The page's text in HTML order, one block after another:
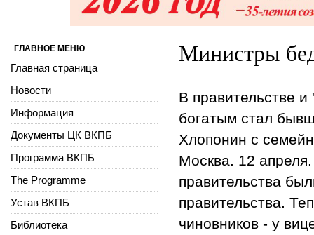
Министры
В правительстве
богатым стал
Хлопонин с
Москва. 12
правительства
правительства.
чиновников - у
ГЛАВНОЕ МЕНЮ
Главная страница
Новости
Информация
Документы ЦК ВКПБ
Программа ВКПБ
The Programme
Устав ВКПБ
Библиотека